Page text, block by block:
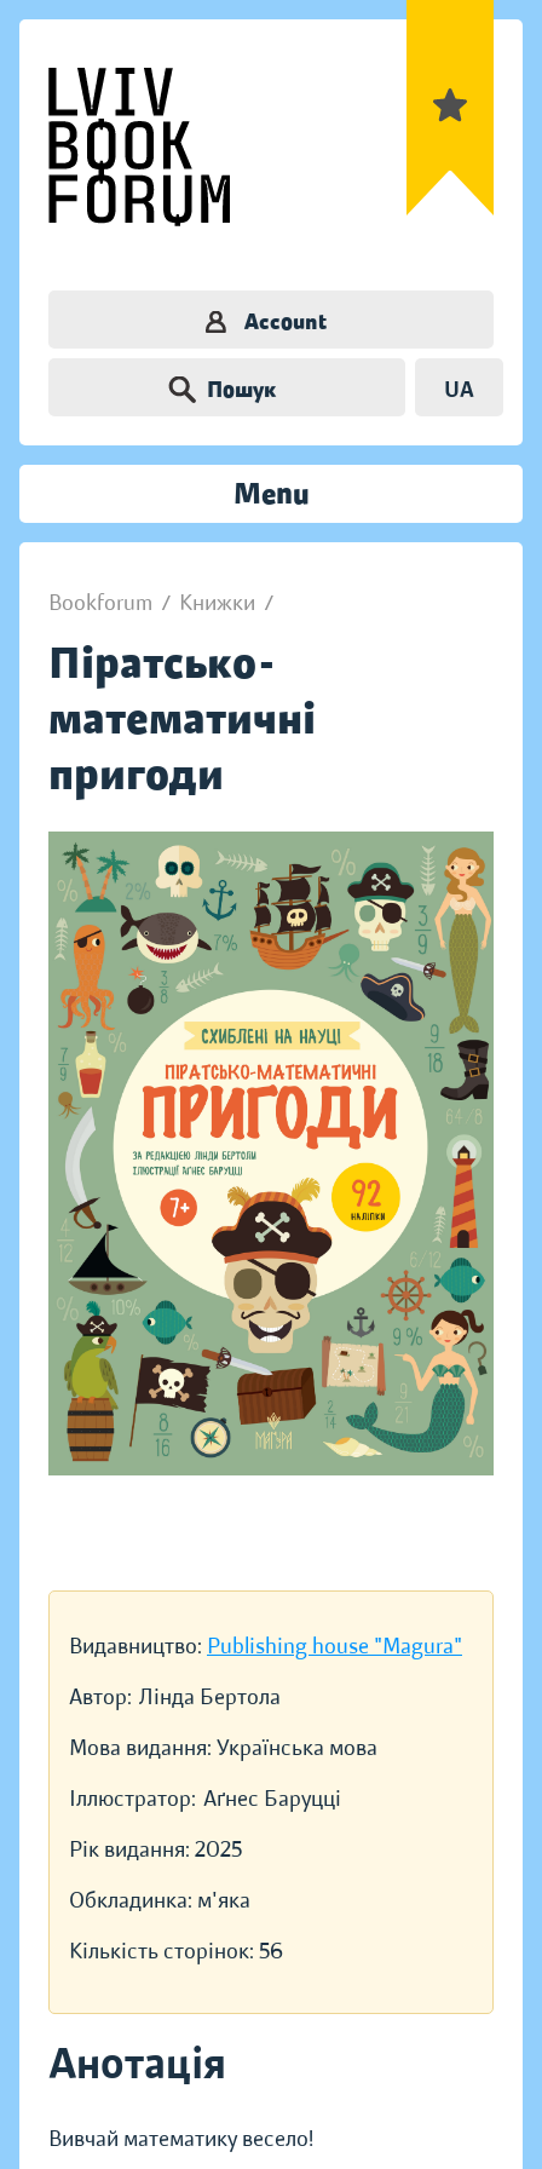
Account
Пошук UA
Menu
Bookforum / Книжки /
Піратсько-
математичні
пригоди
Видавництво: Publishing house "Magura"
Автор: Лінда Бертола
Мова видання: Українська мова
Іллюстратор: Аґнес Баруцці
Рік видання: 2025
Обкладинка: м'яка
Кількість сторінок: 56
Анотація
Вивчай математику весело!